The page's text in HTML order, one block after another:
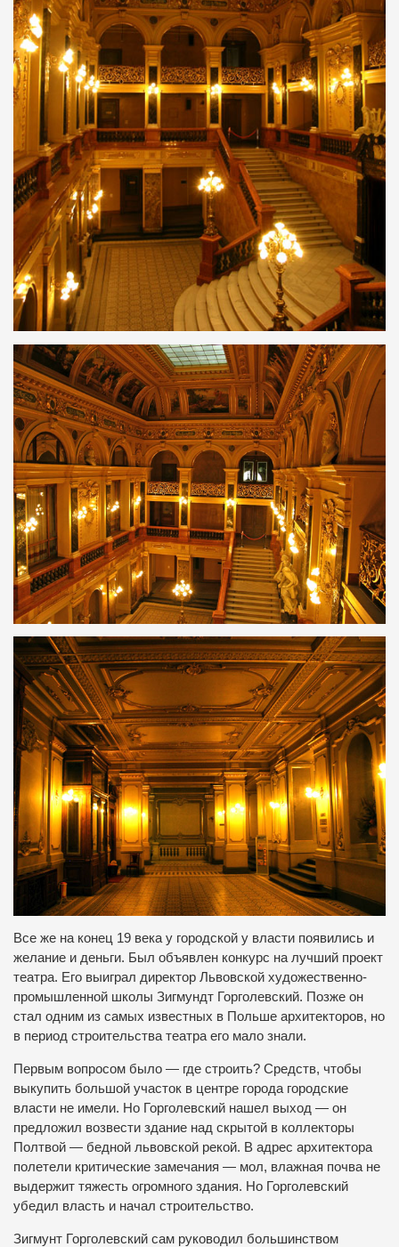
Все же на конец 19 века у городской у власти появились и
желание и деньги. Был объявлен конкурс на лучший проект
театра. Его выиграл директор Львовской художественно-
промышленной школы Зигмундт Горголевский. Позже он
стал одним из самых известных в Польше архитекторов, но
в период строительства театра его мало знали.
Первым вопросом было — где строить? Средств, чтобы
выкупить большой участок в центре города городские
власти не имели. Но Горголевский нашел выход — он
предложил возвести здание над скрытой в коллекторы
Полтвой — бедной львовской рекой. В адрес архитектора
полетели критические замечания — мол, влажная почва не
выдержит тяжесть огромного здания. Но Горголевский
убедил власть и начал строительство.
Зигмунт Горголевский сам руководил большинством